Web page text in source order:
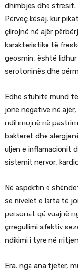
dhimbjes dhe stresit.
Përveç kësaj, kur
çlirojnë në ajër
karakteristike të
geosmin, është
serotoninës dhe
Edhe stuhitë mund
jone negative në
ndihmojnë në
bakteret dhe
uljen e inflamacionit
sistemit nervor,
Në aspektin e
se nivelet e larta të
personat që vuajnë
çrregullimi afektiv
ndikimi i tyre në
Era, nga ana tjetër,